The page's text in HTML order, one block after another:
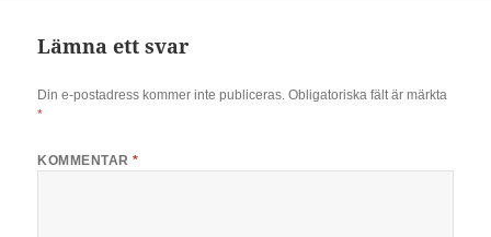
Lämna ett svar
Din e-postadress kommer inte publiceras. Obligatoriska fält är märkta
*
KOMMENTAR*